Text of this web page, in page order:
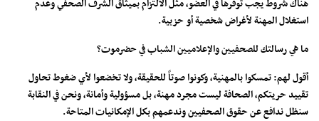
هناك شروط يجب توفرها في العضو، مثل الالتزام بميثاق الشرف الصحفي وعدم
استغلال المهنة لأغراض شخصية أو حزبية.
ما هي رسالتك للصحفيين والإعلاميين الشباب في حضرموت؟
أقول لهم: تمسكوا بالمهنية، وكونوا صوتاً للحقيقة، ولا تخضعوا لأي ضغوط تحاول
تقييد حريتكم، الصحافة ليست مجرد مهنة، بل مسؤولية وأمانة، ونحن في النقابة
سنظل ندافع عن حقوق الصحفيين وندعمهم بكل الإمكانيات المتاحة.